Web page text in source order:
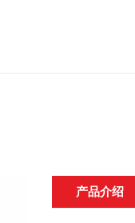
产品介绍